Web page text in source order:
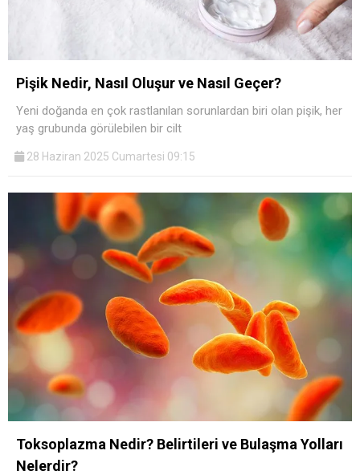
Pişik Nedir, Nasıl Oluşur ve Nasıl Geçer?
Yeni doğanda en çok rastlanılan sorunlardan biri olan pişik, her
yaş grubunda görülebilen bir cilt
28 Haziran 2025 Cumartesi 09:15
Toksoplazma Nedir? Belirtileri ve Bulaşma Yolları
Nelerdir?